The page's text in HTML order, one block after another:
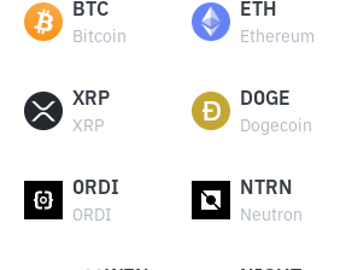
BTC
Bitcoin
ETH
Ethereum
XRP
XRP
DOGE
Dogecoin
ORDI
ORDI
NTRN
Neutron